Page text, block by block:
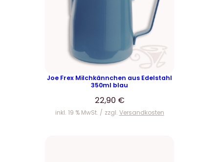
Joe Frex Milchkännchen aus Edelstahl
350ml blau
22,90 €
inkl. 19 % MwSt. zzgl. Versandkosten